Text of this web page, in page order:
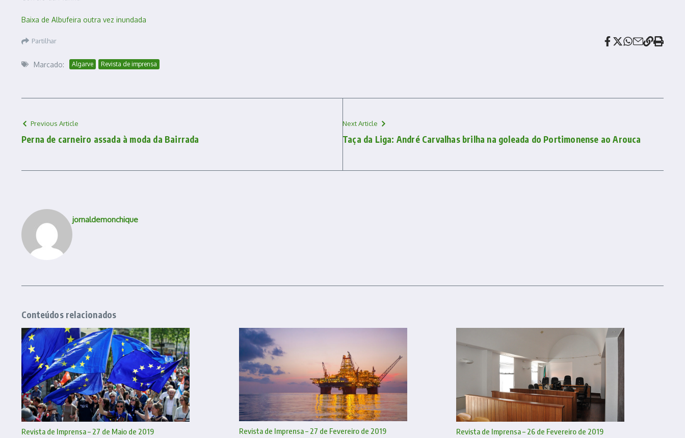
Baixa de Albufeira outra vez inundada
Partilhar
Marcado: Algarve Revista de imprensa
Previous Article
Perna de carneiro assada à moda da Bairrada
Next Article
Taça da Liga: André Carvalhas brilha na goleada do Portimonense ao Arouca
jornaldemonchique
Conteúdos relacionados
Revista de Imprensa – 27 de Maio de 2019 Revista de Imprensa – 27 de Fevereiro de 2019 Revista de Imprensa – 26 de Fevereiro de 2019